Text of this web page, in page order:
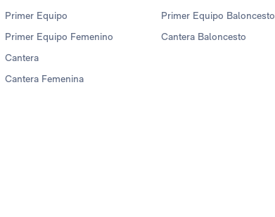
Primer Equipo
Primer Equipo Femenino
Cantera
Cantera Femenina
Primer Equipo Baloncesto
Cantera Baloncesto